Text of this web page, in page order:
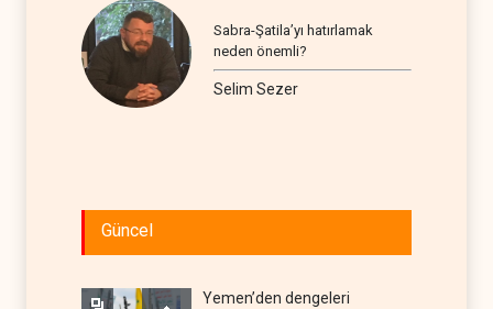
Sabra-Şatila’yı hatırlamak
neden önemli?
Selim Sezer
Güncel
Yemen’den dengeleri